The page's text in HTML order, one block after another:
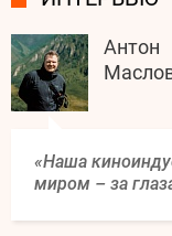
Антон
«Наша
миром – за